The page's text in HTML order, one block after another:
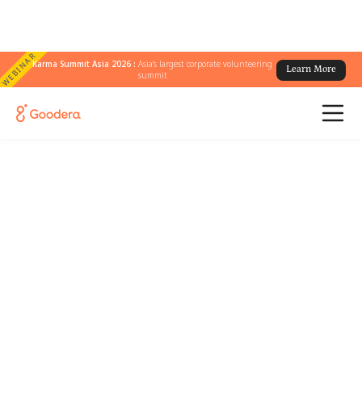
WEBINARKarma Summit Asia 2026 :Asia's largest corporate volunteering
summit
Learn More